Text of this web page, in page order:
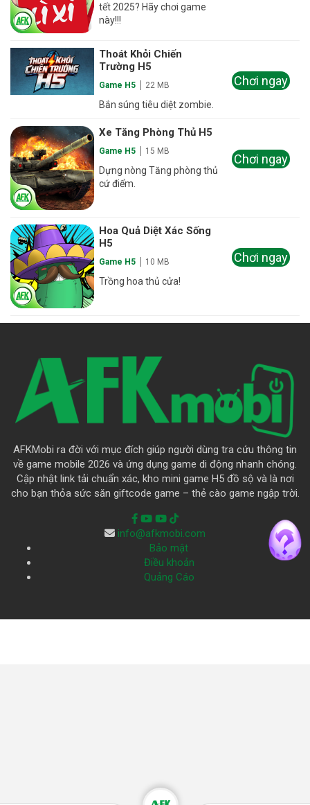
tết 2025? Hãy chơi game
này!!!
Thoát Khỏi Chiến
Trường H5
Game H5 22 MB
Bắn súng tiêu diệt zombie.
Chơi ngay
Xe Tăng Phòng Thủ H5
Game H5 15 MB
Dựng nòng Tăng phòng thủ
cứ điểm.
Chơi ngay
Hoa Quả Diệt Xác Sống
H5
Game H5 10 MB
Trồng hoa thủ cửa!
Chơi ngay
AFKMobi ra đời với mục đích giúp người dùng tra cứu thông tin
về game mobile 2026 và ứng dụng game di động nhanh chóng.
Cập nhật link tải chuẩn xác, kho mini game H5 đồ sộ và là nơi
cho bạn thỏa sức săn giftcode game – thẻ cào game ngập trời.
info@afkmobi.com
Bảo mật
Điều khoản
Quảng Cáo